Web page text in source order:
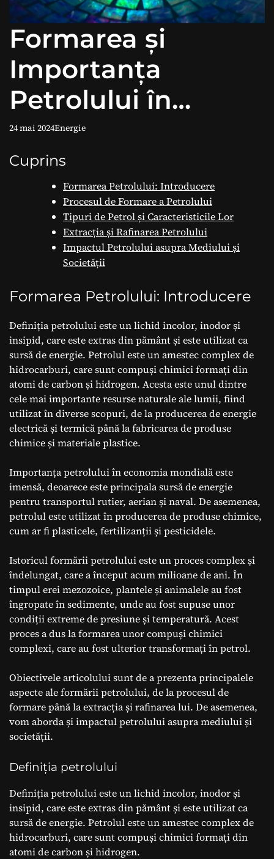
Formarea și
Importanța
Petrolului în
Economia
Mondială
24 mai 2024Energie
Cuprins
Formarea Petrolului: Introducere
Procesul de Formare a Petrolului
Tipuri de Petrol și Caracteristicile Lor
Extracția și Rafinarea Petrolului
Impactul Petrolului asupra Mediului și
Societății
Formarea Petrolului: Introducere
Definiția petrolului este un lichid incolor, inodor și
insipid, care este extras din pământ și este utilizat ca
sursă de energie. Petrolul este un amestec complex de
hidrocarburi, care sunt compuși chimici formați din
atomi de carbon și hidrogen. Acesta este unul dintre
cele mai importante resurse naturale ale lumii, fiind
utilizat în diverse scopuri, de la producerea de energie
electrică și termică până la fabricarea de produse
chimice și materiale plastice.
Importanța petrolului în economia mondială este
imensă, deoarece este principala sursă de energie
pentru transportul rutier, aerian și naval. De asemenea,
petrolul este utilizat în producerea de produse chimice,
cum ar fi plasticele, fertilizanții și pesticidele.
Istoricul formării petrolului este un proces complex și
îndelungat, care a început acum milioane de ani. În
timpul erei mezozoice, plantele și animalele au fost
îngropate în sedimente, unde au fost supuse unor
condiții extreme de presiune și temperatură. Acest
proces a dus la formarea unor compuși chimici
complexi, care au fost ulterior transformați în petrol.
Obiectivele articolului sunt de a prezenta principalele
aspecte ale formării petrolului, de la procesul de
formare până la extracția și rafinarea lui. De asemenea,
vom aborda și impactul petrolului asupra mediului și
societății.
Definiția petrolului
Definiția petrolului este un lichid incolor, inodor și
insipid, care este extras din pământ și este utilizat ca
sursă de energie. Petrolul este un amestec complex de
hidrocarburi, care sunt compuși chimici formați din
atomi de carbon și hidrogen.